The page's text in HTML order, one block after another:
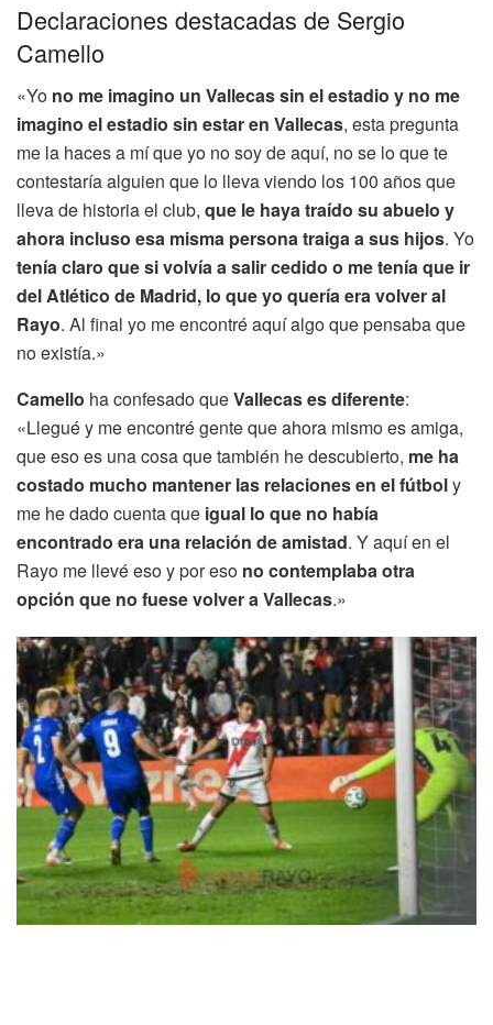
Declaraciones destacadas de Sergio
Camello
«Yo no me imagino un Vallecas sin el estadio y no me
imagino el estadio sin estar en Vallecas, esta pregunta
me la haces a mí que yo no soy de aquí, no se lo que te
contestaría alguien que lo lleva viendo los 100 años que
lleva de historia el club, que le haya traído su abuelo y
ahora incluso esa misma persona traiga a sus hijos. Yo
tenía claro que si volvía a salir cedido o me tenía que ir
del Atlético de Madrid, lo que yo quería era volver al
Rayo. Al final yo me encontré aquí algo que pensaba que
no existía.»
Camello ha confesado queVallecas es diferente:
«Llegué y me encontré gente que ahora mismo es amiga,
que eso es una cosa que también he descubierto, me ha
costado mucho mantener las relaciones en el fútboly
me he dado cuenta que igual lo que no había
encontrado era una relación de amistad. Y aquí en el
Rayo me llevé eso y por eso no contemplaba otra
opción que no fuese volver a Vallecas.»